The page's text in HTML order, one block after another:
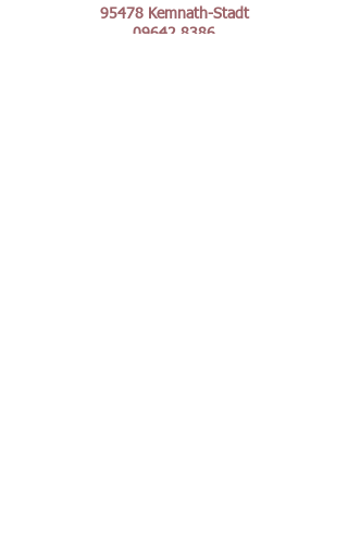
95478 Kemnath-Stadt
09642 8386